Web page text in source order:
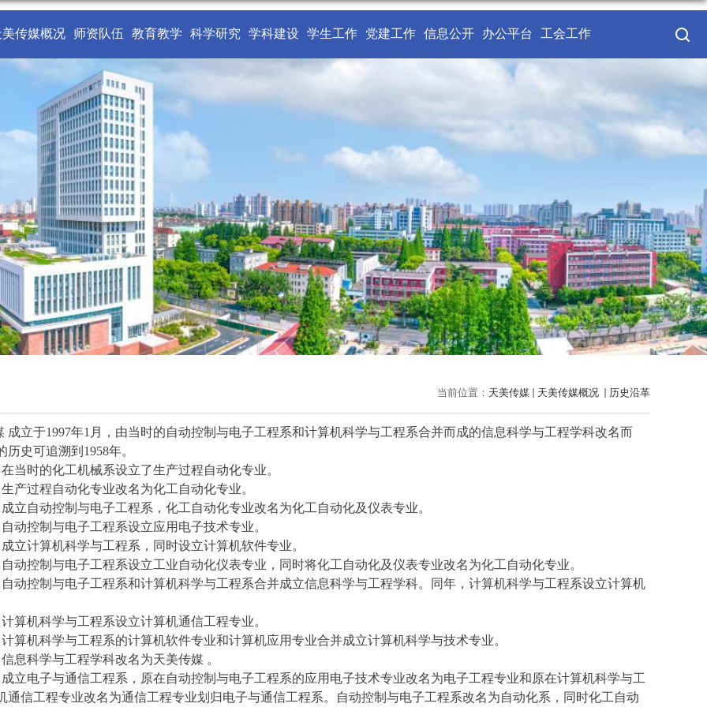
美传媒概况 师资队伍 教育教学 科学研究 学科建设 学生工作 党建工作 信息公开 办公平台 工会工作
当前位置： 天美传媒 天美传媒概况 历史沿革
成立于1997年1 月，由当时的自动控制与电子工程系和计算机科学与工程系合并而成的信息科学与工程学科改名而
历史可追溯到 1958年。
在当时的化工机械系设立了生产过程自动化专业。
生产过程自动化专业改名为化工自动化专业。
成立自动控制与电子工程系，化工自动化专业改名为化工自动化及仪表专业。
自动控制与电子工程系设立应用电子技术专业。
成立计算机科学与工程系，同时设立计算机软件专业。
自动控制与电子工程系设立工业自动化仪表专业，同时将化工自动化及仪表专业改名为化工自动化专业。
自动控制与电子工程系和计算机科学与工程系合并成立信息科学与工程学科。同年，计算机科学与工程系设立计算机
计算机科学与工程系设立计算机通信工程专业。
计算机科学与工程系的计算机软件专业和计算机应用专业合并成立计算机科学与技术专业。
信息科学与工程学科改名为天美传媒 。
成立电子与通信工程系，原在自动控制与电子工程系的应用电子技术专业改名为电子工程专业和原在计算机科学与工
通信工程专业改名为通信工程专业划归电子与通信工程系。自动控制与电子工程系改名为自动化系，同时化工自动